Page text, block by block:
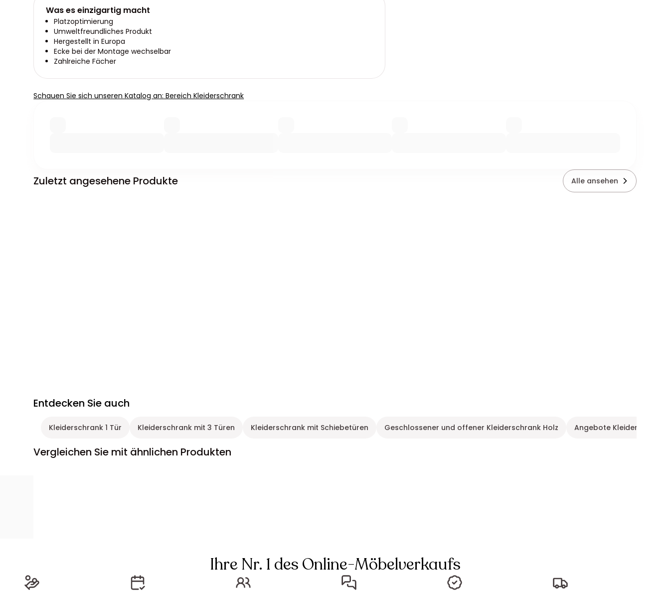
Was es einzigartig macht
Platzoptimierung
Umweltfreundliches Produkt
Hergestellt in Europa
Ecke bei der Montage wechselbar
Zahlreiche Fächer
Schauen Sie sich unseren Katalog an: Bereich Kleiderschrank
Zuletzt angesehene Produkte Alle ansehen
Entdecken Sie auch
Kleiderschrank 1 Tür Kleiderschrank mit 3 Türen Kleiderschrank mit Schiebetüren Geschlossener und offener Kleiderschrank Holz Angebote Kleiderschrank
Vergleichen Sie mit ähnlichen Produkten
Ihre Nr. 1 des Online-Möbelverkaufs